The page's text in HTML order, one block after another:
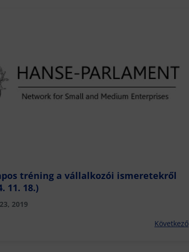
tréning a vállalkozói ismeretekről
11. 18.)
2019
Következő